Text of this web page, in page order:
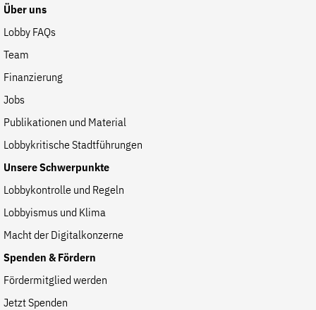
Fördermitglied werden
Jetzt Spenden
Geschenkspende
Bußgelder und Geldauflagen
Projektspende
Testamentsspende
Presse
Newsletter
Appelle unterzeichnen
Kontakt
Impressum
Suche
Über uns
Lobby FAQs
Team
Finanzierung
Jobs
Publikationen und Material
Lobbykritische Stadtführungen
Unsere Schwerpunkte
Lobbykontrolle und Regeln
Lobbyismus und Klima
Macht der Digitalkonzerne
Spenden & Fördern
Fördermitglied werden
Jetzt Spenden